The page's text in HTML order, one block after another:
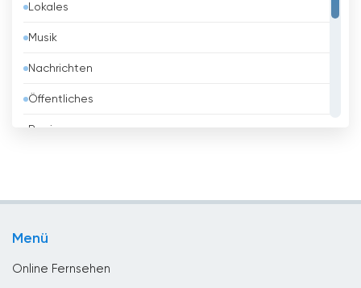
Belgien
Belize
Benin
Bhutan
Lokales
Musik
Nachrichten
Öffentliches
Regierung
Menü
Online Fernsehen